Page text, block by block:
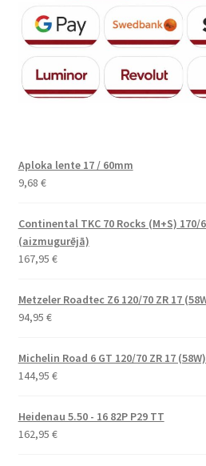
Aploka lente 17 / 60mm
9,68 €
Continental TKC 70 Rocks (M+S) 170/
(aizmugurējā)
167,95 €
Metzeler Roadtec Z6 120/70 ZR 17
94,95 €
Michelin Road 6 GT 120/70 ZR 17
144,95 €
Heidenau 5.50 - 16 82P P29 TT
162,95 €